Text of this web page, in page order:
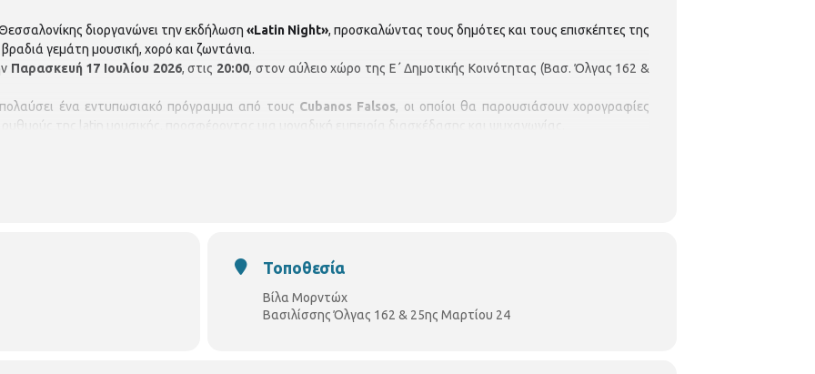
διοργανώνει την εκδήλωση «Latin Night», προσκαλώντας τους δημότες και τους επισκέπτες της
γεμάτη μουσική, χορό και ζωντάνια.
Παρασκευή 17 Ιουλίου 2026, στις 20:00, στον αύλειο χώρο της Ε΄ Δημοτικής Κοινότητας (Βασ. Όλγας 162 &
ένα εντυπωσιακό πρόγραμμα από τους Cubanos Falsos, οι οποίοι θα παρουσιάσουν χορογραφίες
ρυθμούς της latin μουσικής, προσφέροντας μια μοναδική εμπειρία διασκέδασης και ψυχαγωγίας.
διάρκεια της εκδήλωσης.
υποστήριξη των χορηγών
Τοποθεσία
Βίλα Μορντώχ
Βασιλίσσης Όλγας 162 & 25ης Μαρτίου 24